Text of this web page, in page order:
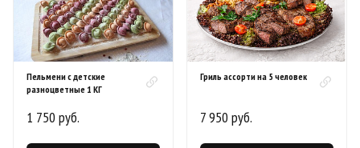
Пельмени с детские
разноцветные 1 КГ
1 750 руб.
Гриль ассорти на 5 человек
7 950 руб.